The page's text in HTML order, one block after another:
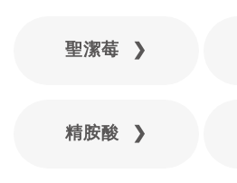
聖潔莓 ❯
精胺酸 ❯